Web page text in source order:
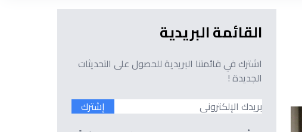
القائمة البريدية
اشترك في قائمتنا البريدية للحصول على التحديثات
الجديدة !
إشترك